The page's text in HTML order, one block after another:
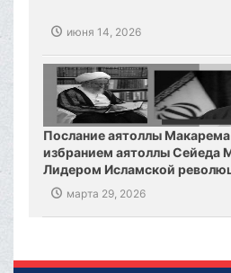
июня 14, 2026
Послание аятоллы
избранием аятоллы Сейеда
Лидером Исламской
марта 29, 2026